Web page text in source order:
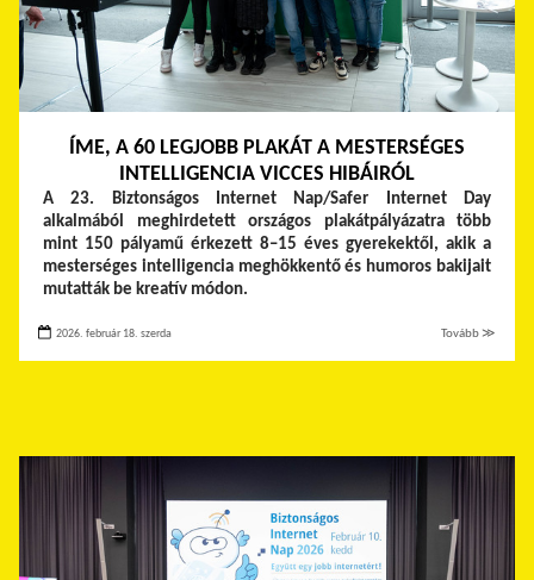
ÍME, A 60 LEGJOBB PLAKÁT A MESTERSÉGES
INTELLIGENCIA VICCES HIBÁIRÓL
A 23. Biztonságos Internet Nap/Safer Internet Day
alkalmából meghirdetett országos plakátpályázatra több
mint 150 pályamű érkezett 8–15 éves gyerekektől, akik a
mesterséges intelligencia meghökkentő és humoros bakijait
mutatták be kreatív módon.
2026. február 18. szerda Tovább ≫